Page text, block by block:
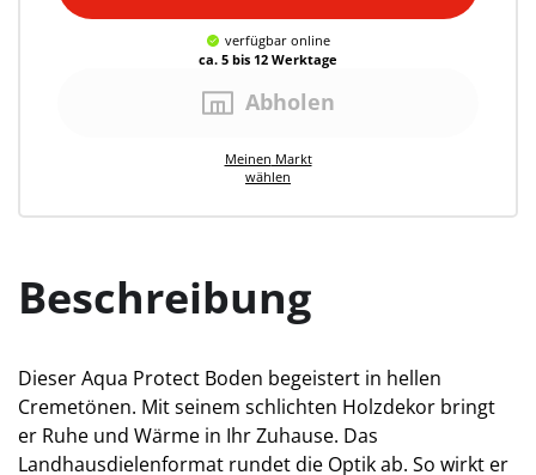
verfügbar online
ca. 5 bis 12 Werktage
Abholen
Meinen Markt
wählen
Beschreibung
Dieser Aqua Protect Boden begeistert in hellen
Cremetönen. Mit seinem schlichten Holzdekor bringt
er Ruhe und Wärme in Ihr Zuhause. Das
Landhausdielenformat rundet die Optik ab. So wirkt er